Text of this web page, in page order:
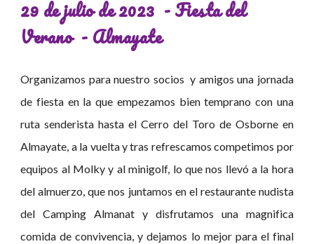
29 dejuliode 2023 - Fiesta del
Verano- Almayate
Organizamos para nuestro socios y amigos una jornada
de fiesta en la que empezamos bien temprano con una
ruta senderista hasta el Cerro del Toro de Osborne en
Almayate, a la vuelta y tras refrescamos competimos por
equipos al Molky y al minigolf, lo que nos llevó a la hora
del almuerzo, que nos juntamos en el restaurante nudista
del Camping Almanat y disfrutamos una magnifica
comida de convivencia, y dejamos lo mejor para el final